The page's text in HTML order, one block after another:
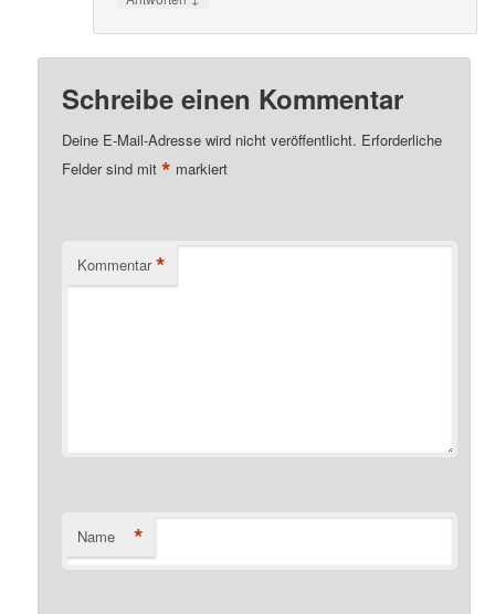
Schreibe einen Kommentar
Deine E-Mail-Adresse wird nicht veröffentlicht. Erforderliche
Felder sind mit* markiert
Kommentar *
Name *